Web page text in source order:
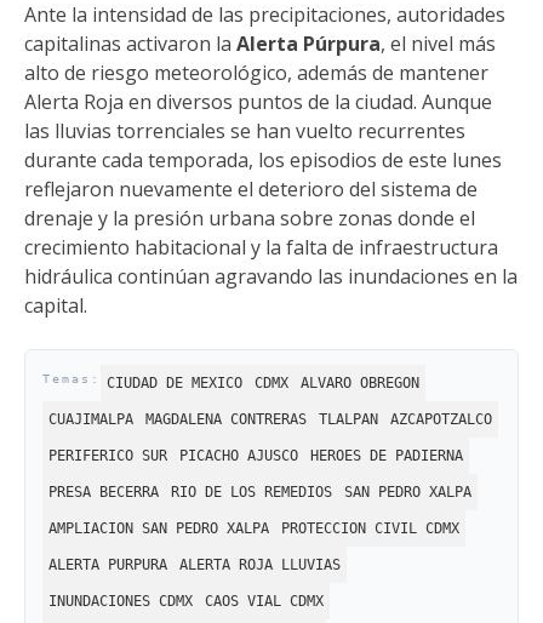
Ante la intensidad de las precipitaciones, autoridades
capitalinas activaron la Alerta Púrpura, el nivel más
alto de riesgo meteorológico, además de mantener
Alerta Roja en diversos puntos de la ciudad. Aunque
las lluvias torrenciales se han vuelto recurrentes
durante cada temporada, los episodios de este lunes
reflejaron nuevamente el deterioro del sistema de
drenaje y la presión urbana sobre zonas donde el
crecimiento habitacional y la falta de infraestructura
hidráulica continúan agravando las inundaciones en la
capital.
CIUDAD DE MEXICO CDMX ALVARO OBREGON
CUAJIMALPA MAGDALENA CONTRERAS TLALPAN AZCAPOTZALCO
PERIFERICO SUR PICACHO AJUSCO HEROES DE PADIERNA
PRESA BECERRA RIO DE LOS REMEDIOS SAN PEDRO XALPA
AMPLIACION SAN PEDRO XALPA PROTECCION CIVIL CDMX
ALERTA PURPURA ALERTA ROJA LLUVIAS
INUNDACIONES CDMX CAOS VIAL CDMX